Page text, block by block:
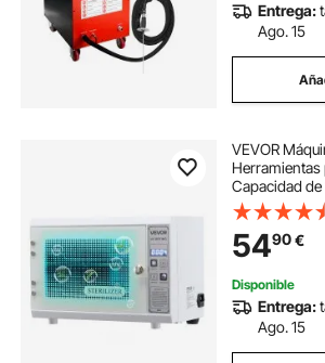
Entrega:
Ago. 15
VEVOR
Herramientas
Capacidad de
Limpieza
Templado,
185 nm para
5490€
Disponible
Entrega:
Ago. 15